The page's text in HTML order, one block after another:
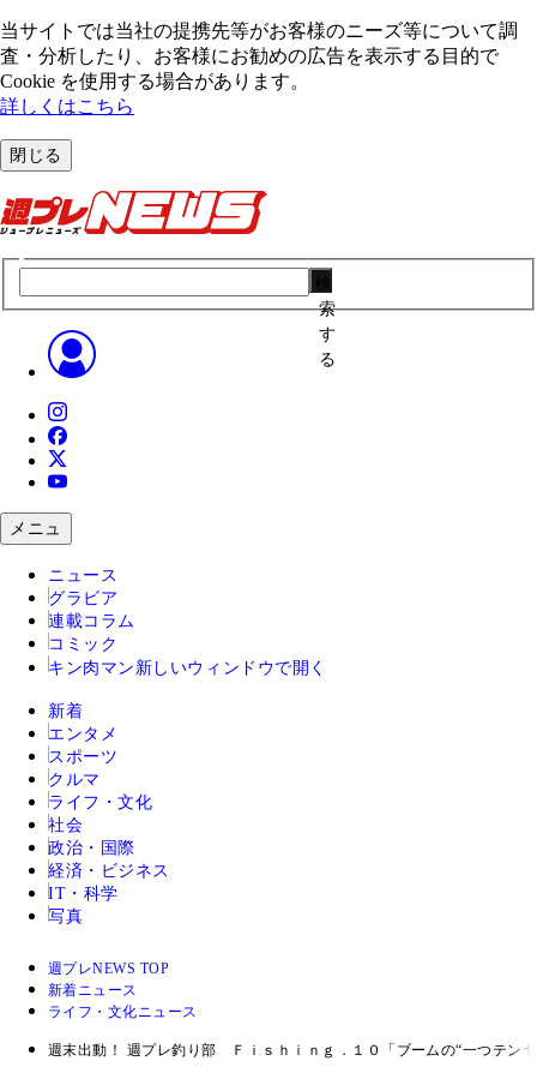
当サイトでは当社の提携先等がお客様のニーズ等について調
査・分析したり、お客様にお勧めの広告を表⽰する⽬的で
Cookie を使⽤する場合があります。
詳しくはこちら
閉じる
索
す
る
メニュ
ニュース
グラビア
連載コラム
コミック
キン肉マン 新しいウィンドウで開く
新着
エンタメ
スポーツ
クルマ
ライフ・文化
社会
政治・国際
経済・ビジネス
IT・科学
写真
週プレNEWS TOP
新着ニュース
ライフ・文化ニュース
週末出動！ 週プレ釣り部 Ｆｉｓｈｉｎｇ．１０「ブームの“一つテン